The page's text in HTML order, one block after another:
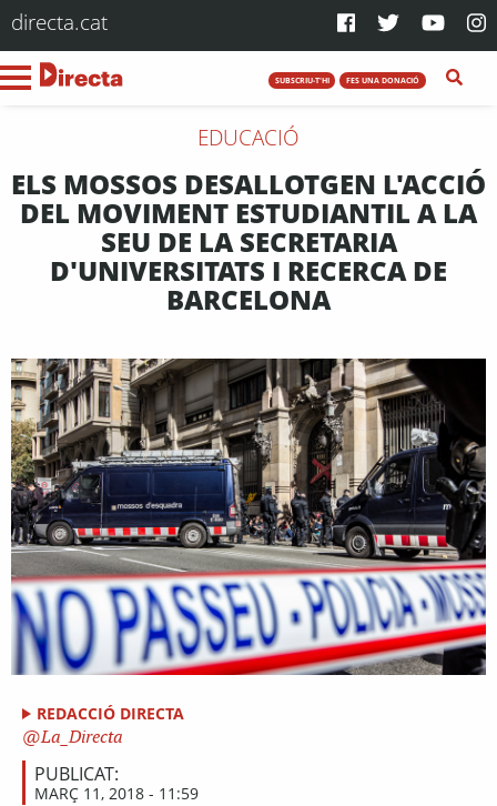
directa.cat
SUBSCRIU-T'HI FES UNA DONACIÓ
EDUCACIÓ
ELS MOSSOS DESALLOTGEN L'ACCIÓ
DEL MOVIMENT ESTUDIANTIL A LA
SEU DE LA SECRETARIA
D'UNIVERSITATS I RECERCA DE
BARCELONA
REDACCIÓ DIRECTA
La_Directa
PUBLICAT:
MARÇ 11, 2018 - 11:59